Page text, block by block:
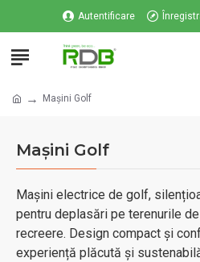
Autentificare
Mașini Golf
Mașini Golf
Mașini electrice de golf,
pentru deplasări pe terenurile
recreere. Design compact și
experiență plăcută și